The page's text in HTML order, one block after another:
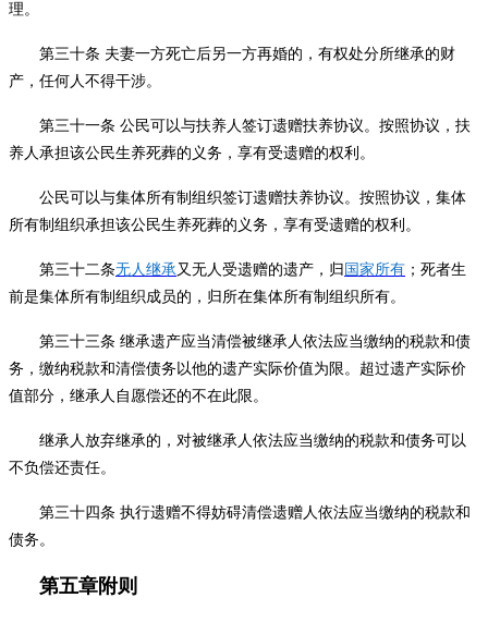
理。
第三十条 夫妻一方死亡后另一方再婚的，有权处分所继承的财
产，任何人不得干涉。
第三十一条 公民可以与扶养人签订遗赠扶养协议。按照协议，扶
养人承担该公民生养死葬的义务，享有受遗赠的权利。
公民可以与集体所有制组织签订遗赠扶养协议。按照协议，集体
所有制组织承担该公民生养死葬的义务，享有受遗赠的权利。
第三十二条无人继承又无人受遗赠的遗产，归 国家所有 ；死者生
前是集体所有制组织成员的，归所在集体所有制组织所有。
第三十三条 继承遗产应当清偿被继承人依法应当缴纳的税款和债
务，缴纳税款和清偿债务以他的遗产实际价值为限。超过遗产实际价
值部分，继承人自愿偿还的不在此限。
继承人放弃继承的，对被继承人依法应当缴纳的税款和债务可以
不负偿还责任。
第三十四条 执行遗赠不得妨碍清偿遗赠人依法应当缴纳的税款和
债务。
第五章附则